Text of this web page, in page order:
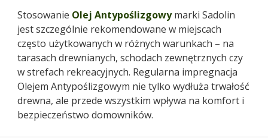
Stosowanie Olej Antypoślizgowymarki Sadolin
jest szczególnie rekomendowane w miejscach
często użytkowanych w różnych warunkach – na
tarasach drewnianych, schodach zewnętrznych czy
w strefach rekreacyjnych. Regularna impregnacja
Olejem Antypoślizgowym nie tylko wydłuża trwałość
drewna, ale przede wszystkim wpływa na komfort i
bezpieczeństwo domowników.